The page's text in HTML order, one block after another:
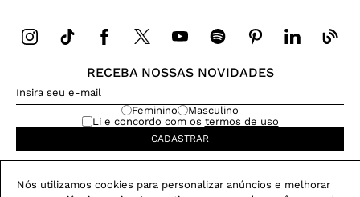
Nós utilizamos cookies para personalizar anúncios e melhorar
RECEBA NOSSAS NOVIDADES
Feminino
Masculino
Li e concordo com os termos de uso
CADASTRAR
Dúvida na compra?